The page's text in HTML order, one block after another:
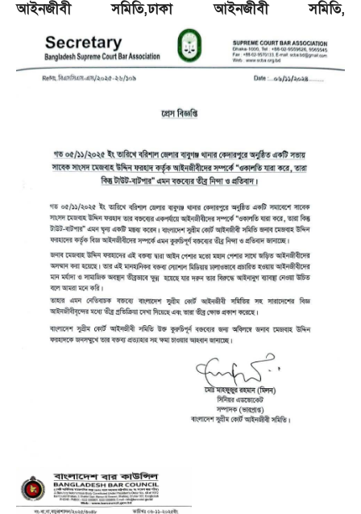
আইনজীবী সমিতি,ঢাকা আইনজীবী সমিতি,